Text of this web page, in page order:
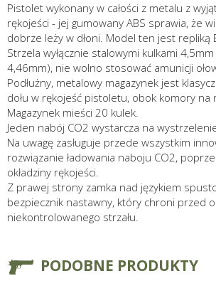
Pistolet wykonany w całości z metalu z
rękojeści - jej gumowany ABS sprawia, że
dobrze leży w dłoni. Model ten jest repliką
Strzela wyłącznie stalowymi kulkami 4,5mm
4,46mm), nie wolno stosować amunicji
Podłużny, metalowy magazynek jest
dołu w rękojeść pistoletu, obok komory na
Magazynek mieści 20 kulek.
Jeden nabój CO2 wystarcza na
Na uwagę zasługuje przede wszystkim
rozwiązanie ładowania naboju CO2,
okładziny rękojeści.
Z prawej strony zamka nad językiem
bezpiecznik nastawny, który chroni przed
niekontrolowanego strzału.
PODOBNE PRODUKTY